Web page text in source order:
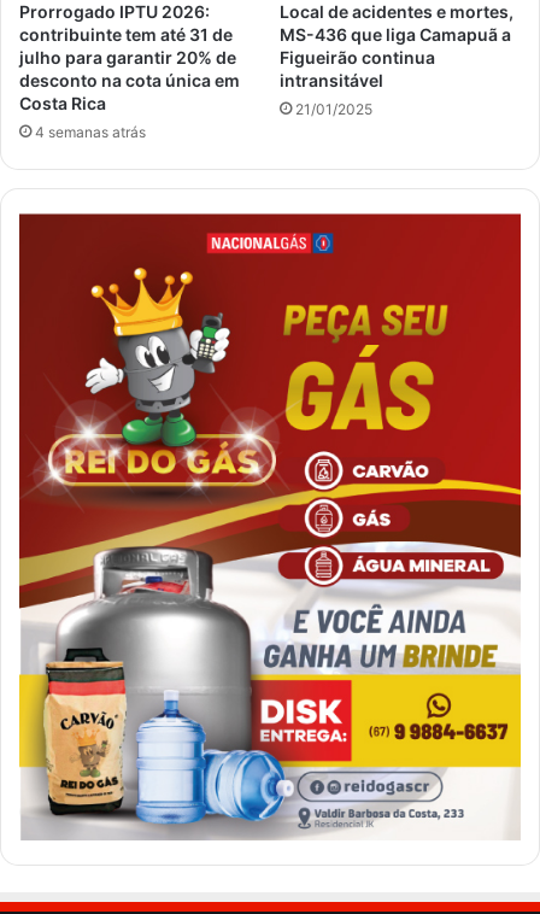
Prorrogado IPTU 2026:
contribuinte tem até 31 de
julho para garantir 20% de
desconto na cota única em
Costa Rica
4 semanas atrás
Local de acidentes e mortes,
MS-436 que liga Camapuã a
Figueirão continua
intransitável
21/01/2025